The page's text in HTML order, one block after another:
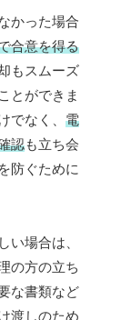
かった場合
合意を得る
もスムーズ
とができま
でなく、 電
認も立ち会
防ぐために
い場合は、
の方の立ち
な書類など
渡しのため